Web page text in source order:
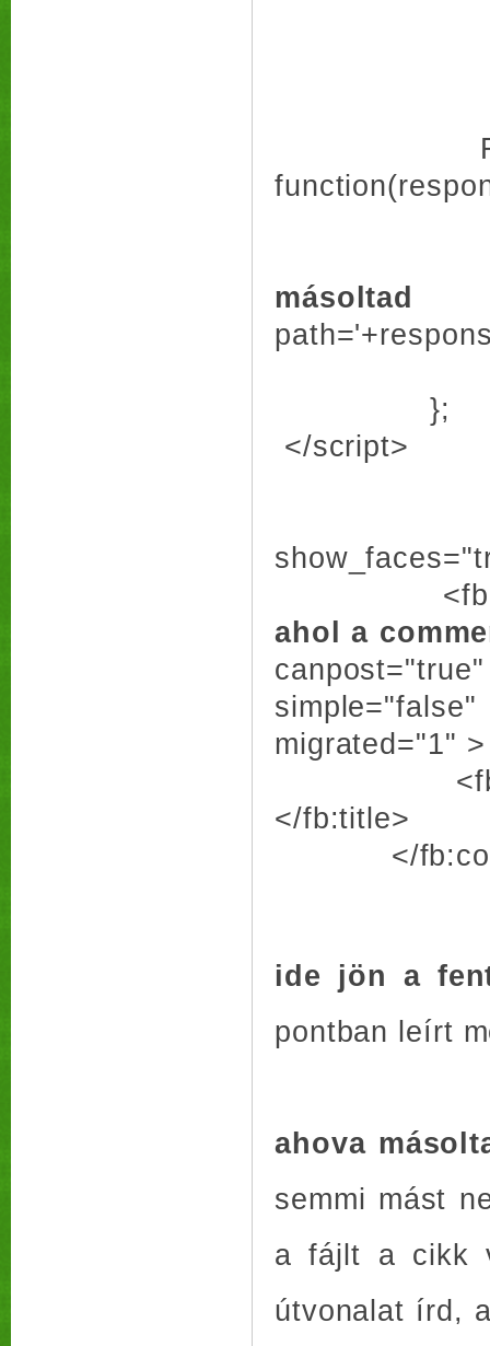
};
</script>
ahol a
migrated="1" >
</fb:title>
</
ide jön a
pontban leírt
ahova
semmi mást
a fájlt a cikk
útvonalat írd,